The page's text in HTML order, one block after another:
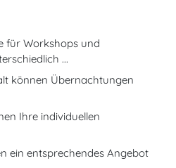
für Workshops und
...
können Übernachtungen
Ihre individuellen
ein entsprechendes Angebot